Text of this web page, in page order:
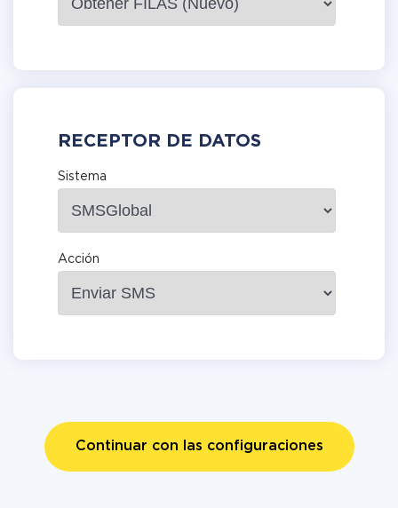
RECEPTOR DE DATOS
Sistema
Acción
Continuar con las configuraciones